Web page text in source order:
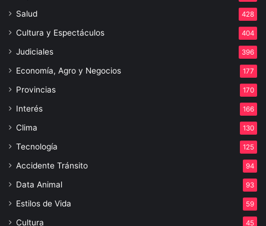
Salud 428
Cultura y Espectáculos 404
Judiciales 396
Economía, Agro y Negocios 177
Provincias 170
Interés 166
Clima 130
Tecnología 125
Accidente Tránsito 94
Data Animal 93
Estilos de Vida 59
Cultura 45